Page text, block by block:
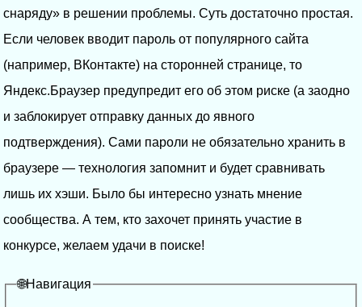
снаряду» в решении проблемы. Суть достаточно простая.
Если человек вводит пароль от популярного сайта
(например, ВКонтакте) на сторонней странице, то
Яндекс.Браузер предупредит его об этом риске (а заодно
и заблокирует отправку данных до явного
подтверждения). Сами пароли не обязательно хранить в
браузере — технология запомнит и будет сравнивать
лишь их хэши. Было бы интересно узнать мнение
сообщества. А тем, кто захочет принять участие в
конкурсе, желаем удачи в поиске!
🌐Навигация